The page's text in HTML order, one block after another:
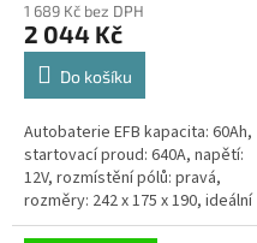
při doručení nové
(nepovinné)
produktu
je
5,0
hvězdiček.
1 689 Kč bez DPH
2 044 Kč
Do košíku
Autobaterie EFB kapacita: 60Ah,
startovací proud: 640A, napětí:
12V, rozmístění pólů: pravá,
rozměry: 242 x 175 x 190, ideální
řešení pro vozidla se systémem